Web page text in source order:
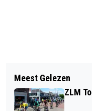
RKDVC DOET
IN TILBURG
Meest Gelezen
ZLM